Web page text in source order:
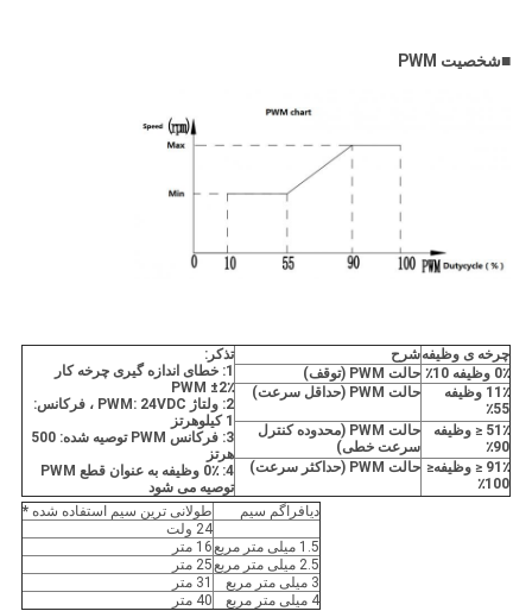
■شخصیت PWM
چرخه ی وظیفهشرح
تذکر:
1: خطای اندازه گیری چرخه کار
PWM ±2٪
2: ولتاژ PWM: 24VDC ، فرکانس:
1 کیلوهرتز
3:
فرکانس PWM توصیه شده: 500
هرتز
4: 0٪ وظیفه به عنوان قطع PWM
توصیه می شود
0٪ وظیفه 10٪
حالت PWM (توقف)
11٪ وظیفه
55٪
حالت PWM (حداقل سرعت)
51٪ ≤ وظیفه
90٪
حالت PWM (محدوده کنترل
سرعت خطی)
91٪ ≤ وظیفه≤
100٪
حالت PWM (حداکثر سرعت)
دیافراگم سیم طولانی ترین سیم استفاده شده*
24 ولت
1.5 میلی متر مربع
16 متر
2.5 میلی متر مربع
25 متر
3 میلی متر مربع
31 متر
4 میلی متر مربع
40 متر